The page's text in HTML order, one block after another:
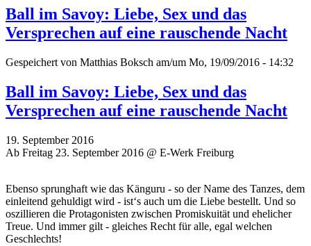
Ball im Savoy: Liebe, Sex und das
Versprechen auf eine rauschende Nacht
Gespeichert von Matthias Boksch am/um Mo, 19/09/2016 - 14:32
Ball im Savoy: Liebe, Sex und das
Versprechen auf eine rauschende Nacht
19. September 2016
Ab Freitag 23. September 2016 @ E-Werk Freiburg
Ebenso sprunghaft wie das Känguru - so der Name des Tanzes, dem
einleitend gehuldigt wird - ist‘s auch um die Liebe bestellt. Und so
oszillieren die Protagonisten zwischen Promiskuität und ehelicher
Treue. Und immer gilt - gleiches Recht für alle, egal welchen
Geschlechts!